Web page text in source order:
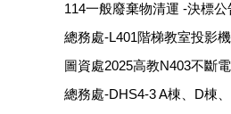
114一般廢棄物清運 -決標公
總務處-L401階梯教室投影
圖資處2025高教N403不斷
總務處-DHS4-3 A棟、D棟